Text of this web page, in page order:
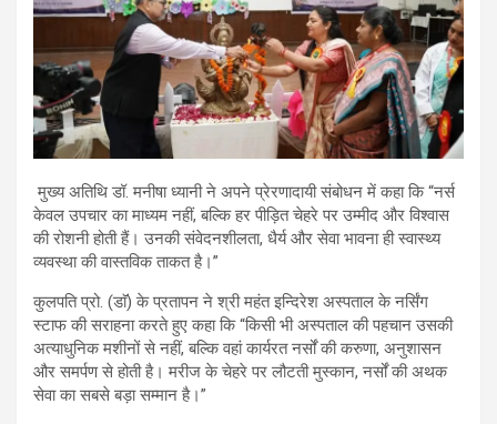
मुख्य अतिथि डॉ. मनीषा ध्यानी ने अपने प्रेरणादायी संबोधन में कहा कि “नर्स
केवल उपचार का माध्यम नहीं, बल्कि हर पीड़ित चेहरे पर उम्मीद और विश्वास
की रोशनी होती हैं। उनकी संवेदनशीलता, धैर्य और सेवा भावना ही स्वास्थ्य
व्यवस्था की वास्तविक ताकत है।”
कुलपति प्रो. (डाॅ) के प्रतापन ने श्री महंत इन्दिरेश अस्पताल के नर्सिंग
स्टाफ की सराहना करते हुए कहा कि “किसी भी अस्पताल की पहचान उसकी
अत्याधुनिक मशीनों से नहीं, बल्कि वहां कार्यरत नर्सों की करुणा, अनुशासन
और समर्पण से होती है। मरीज के चेहरे पर लौटती मुस्कान, नर्सों की अथक
सेवा का सबसे बड़ा सम्मान है।”